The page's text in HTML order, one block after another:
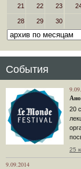
21 22 23
28 29 30
События
20
25
9.09.2014